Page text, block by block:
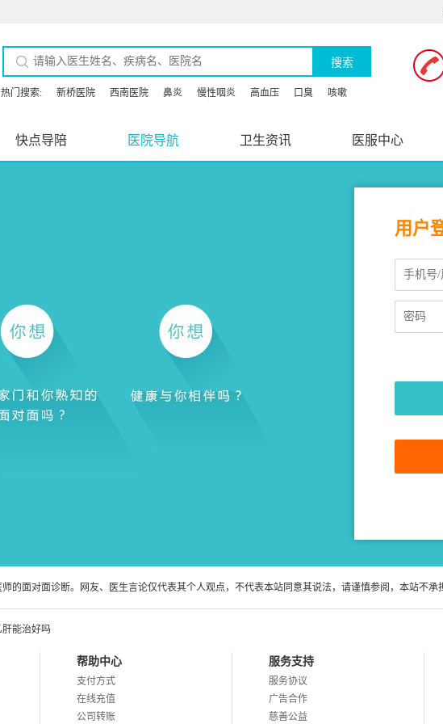
搜索
热门搜索: 新桥医院 西南医院 鼻炎 慢性咽炎 高血压 口臭 咳嗽
快点导陪 医院导航 卫生资讯 医服中心
用户
的面对面诊断。网友、医生言论仅代表其个人观点，不代表本站同意其说法，请谨慎参阅，本站不承
肝能治好吗
帮助中心
支付方式
在线充值
公司转账
服务支持
服务协议
广告合作
慈善公益